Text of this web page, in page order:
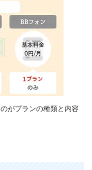
がプランの種類と内容